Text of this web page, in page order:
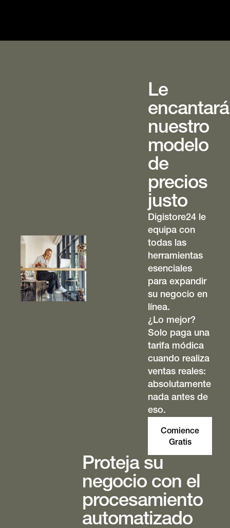
Le
encantará
nuestro
modelo
de
precios
justo
Digistore24 le
equipa con
todas las
herramientas
esenciales
para expandir
su negocio en
línea.
¿Lo mejor?
Solo paga una
tarifa módica
cuando realiza
ventas reales:
absolutamente
nada antes de
eso.
Comience
Gratis
Proteja su
negocio con el
procesamiento
automatizado